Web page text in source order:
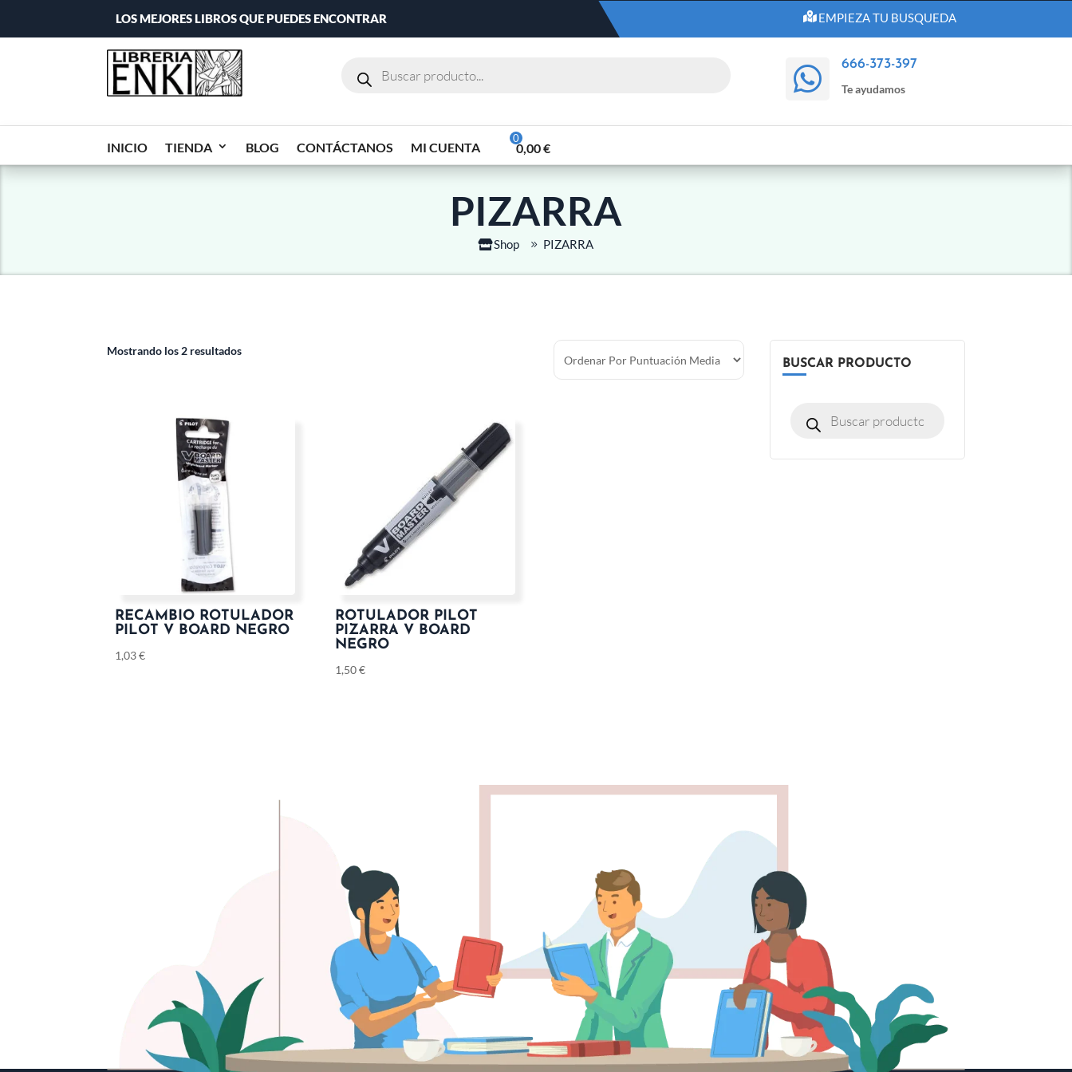
LOS MEJORES LIBROS QUE PUEDES ENCONTRAR EMPIEZA TU BUSQUEDA
 666-373-397
Te ayudamos
INICIO TIENDA BLOG CONTÁCTANOS MI CUENTA 0,00€
PIZARRA
Shop PIZARRA
Mostrando los 2 resultados
RECAMBIO ROTULADOR
PILOT V BOARD NEGRO
1,03€
ROTULADOR PILOT
PIZARRA V BOARD
NEGRO
1,50€
BUSCAR PRODUCTO